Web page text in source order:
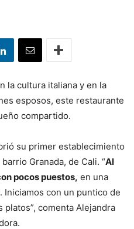
la cultura italiana y en la
esposos, este restaurante
compartido.
su primer establecimiento
Granada, de Cali. “Al
pocos puestos, en una
Iniciamos con un puntico de
comenta Alejandra